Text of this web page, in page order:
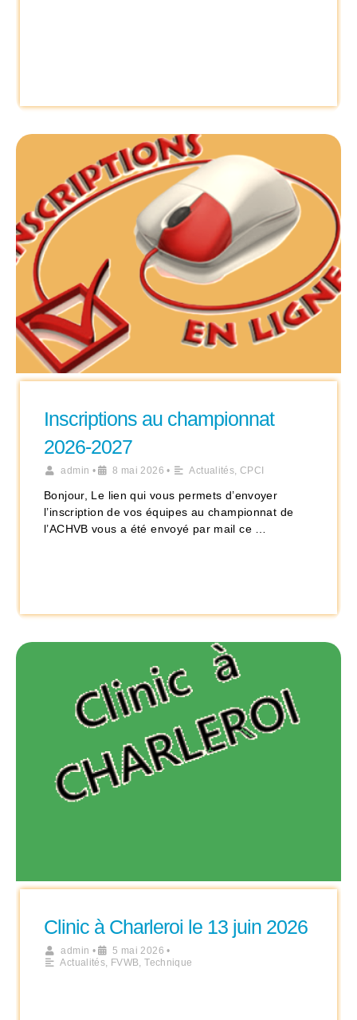
Inscriptions au championnat
2026-2027
admin • 8 mai 2026 • Actualités, CPCI
Bonjour, Le lien qui vous permets d’envoyer
l’inscription de vos équipes au championnat de
l’ACHVB vous a été envoyé par mail ce …
Clinic à Charleroi le 13 juin 2026
admin • 5 mai 2026 •
Actualités, FVWB,Technique